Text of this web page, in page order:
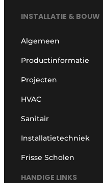
INSTALLATIE & BOUW
Algemeen
Productinformatie
Projecten
HVAC
Sanitair
Installatietechniek
Frisse Scholen
HANDIGE LINKS